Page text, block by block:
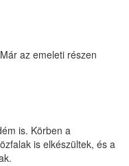
az emeleti részen
is. Körben a
is elkészültek, és a